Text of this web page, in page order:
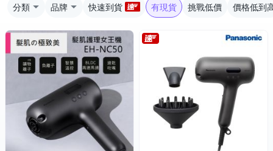
分類 品牌 快速到貨 有現貨 挑戰低價 價格低到